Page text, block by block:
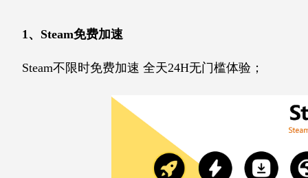
1、Steam免费加速
Steam不限时免费加速 全天24H无门槛体验；